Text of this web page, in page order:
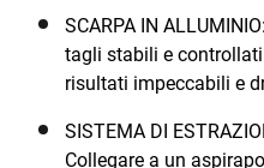
permettono di lavorare
materiale. Parte del
POWERCONNECT™,
con l’accessorio di guida
SCARPA IN
tagli stabili e
risultati impeccabili e
SISTEMA DI
Collegare a un